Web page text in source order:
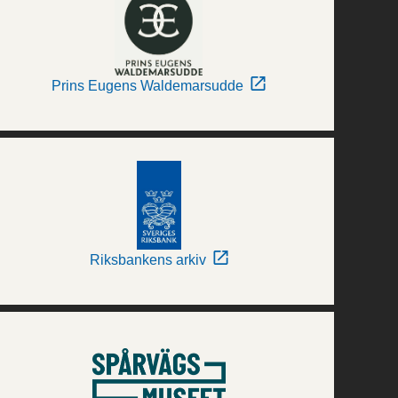
Prins Eugens Waldemarsudde
Riksbankens arkiv